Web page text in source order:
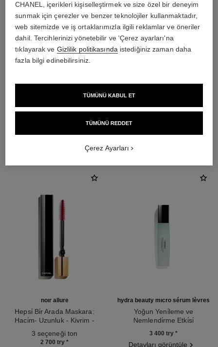
THE PERFECT MATCH
noir allure
Hepsi̇ Bi̇r Arada Maskara:
Haci̇m- Uzunluk - Kivrim -
3 seçeneği ton
2 700 try *
hydra beauty micro sérum lèvres
Yoğun Yeni̇leme ve
Nemlendi̇rme Etki̇si̇
3 400 try *
Detayları görüntüle
CHANEL, içerikleri kişiselleştirmek ve size özel bir deneyim
sunmak için çerezler ve benzer teknolojiler kullanmaktadır,
web sitemizde ve iş ortaklarımızla ilgili reklamlar ve öneriler
dahil. Tercihlerinizi yönetebilir ve 'Çerez ayarları'na
tıklayarak ve Gizlilik politikasında istediğiniz zaman daha
fazla bilgi edinebilirsiniz.
TÜMÜNÜ REDDET
TÜMÜNÜ KABUL ET
Çerez Ayarları